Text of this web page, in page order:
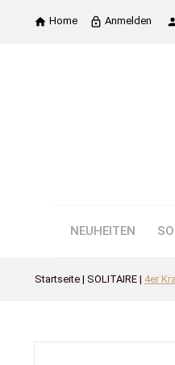
 Home lock_outline Anmelden
NEUHEITEN
Startseite SOLITAIRE 4er